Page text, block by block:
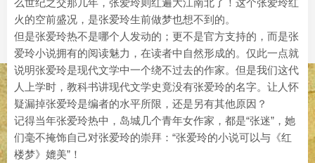
么世纪之交那几年，张爱玲则红遍大江南北了！这个张爱玲红
火的空前盛况，是张爱玲生前做梦也想不到的。
但是张爱玲热不是哪个人发动的；更不是官方支持的，而是张
爱玲小说拥有的阅读魅力，在读者中自然形成的。仅此一点就
说明张爱玲是现代文学中一个绕不过去的作家。但是我们这代
人上学时，教科书讲现代文学史竟没有张爱玲的名字。让人怀
疑漏掉张爱玲是编者的水平所限，还是另有其他原因？
记得当年张爱玲热中，岛城几个青年女作家，都是“张迷”，她
们毫不掩饰自己对张爱玲的崇拜：“张爱玲的小说可以与《红
楼梦》媲美”！